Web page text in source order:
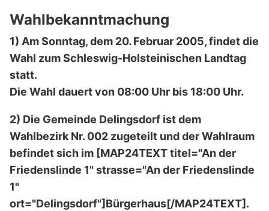
Wahlbekanntmachung
1) Am Sonntag, dem 20. Februar 2005, findet die
Wahl zum Schleswig-Holsteinischen Landtag
statt.
Die Wahl dauert von 08:00 Uhr bis 18:00 Uhr.
2) Die Gemeinde Delingsdorf ist dem
Wahlbezirk Nr. 002 zugeteilt und der Wahlraum
befindet sich im [MAP24TEXT titel="An der
Friedenslinde 1" strasse="An der Friedenslinde
1"
ort="Delingsdorf"]Bürgerhaus[/MAP24TEXT].